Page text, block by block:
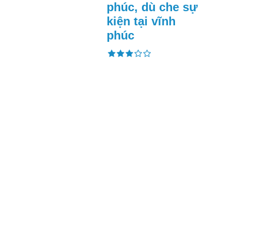
phúc, dù che sự
kiện tại vĩnh
phúc